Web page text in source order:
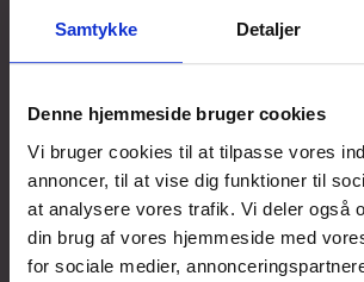
Samtykke Detaljer
Denne hjemmeside bruger cookies
Vi bruger cookies til at tilpasse vores
annoncer, til at vise dig funktioner til
at analysere vores trafik. Vi deler også
din brug af vores hjemmeside med
for sociale medier,
for en børneopsparingskonto?
Hvem samarbejder Tobi med?